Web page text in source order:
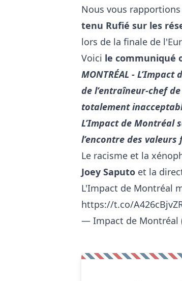
Nous vous
tenu Rufié sur les
lors de la finale de
Voici le communiqué
MONTRÉAL -
de l’entraîneur-chef
totalement
L’Impact de Montréal
l’encontre des valeurs
Le racisme et la
Joey Saputo et la
L'Impact de Montréal
https://t.co/
— Impact de Montréal